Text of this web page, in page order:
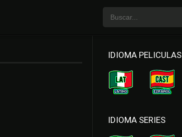
IDIOMA PELICULAS
IDIOMA SERIES